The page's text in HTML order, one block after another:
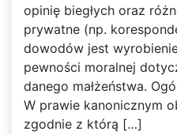
opinię biegłych oraz
prywatne (np.
dowodów jest
pewności moralnej
danego małżeństwa.
W prawie kanonicznym
zgodnie z którą […]